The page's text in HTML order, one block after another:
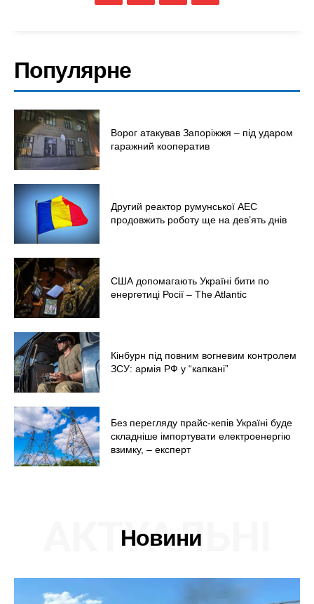
Популярне
Ворог атакував Запоріжжя – під ударом
гаражний кооператив
Другий реактор румунської АЕС
продовжить роботу ще на дев’ять днів
США допомагають Україні бити по
енергетиці Росії – The Atlantic
Кінбурн під повним вогневим контролем
ЗСУ: армія РФ у “капкані”
Без перегляду прайс-кепів Україні буде
складніше імпортувати електроенергію
взимку, – експерт
Новини
АКТУАЛЬНІ